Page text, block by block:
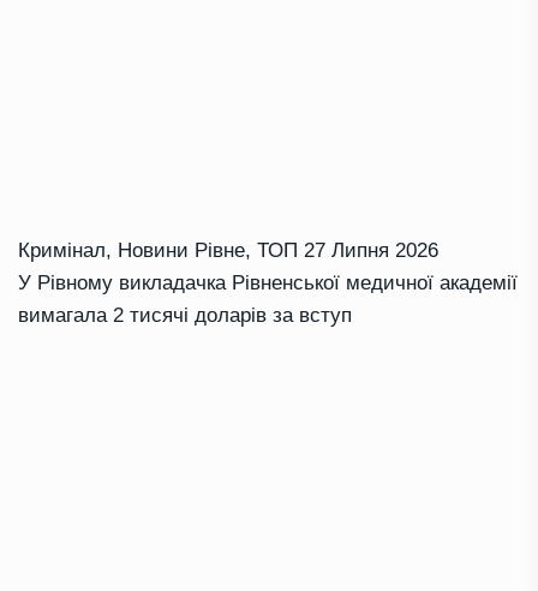
Кримінал, Новини Рівне, ТОП 27 Липня 2026
У Рівному викладачка Рівненської медичної академії
вимагала 2 тисячі доларів за вступ